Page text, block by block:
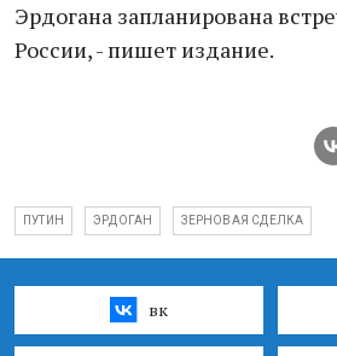
Эрдогана запланирована
России, - пишет издание.
ПУТИН ЭРДОГАН ЗЕРНОВАЯ СДЕЛКА
вк